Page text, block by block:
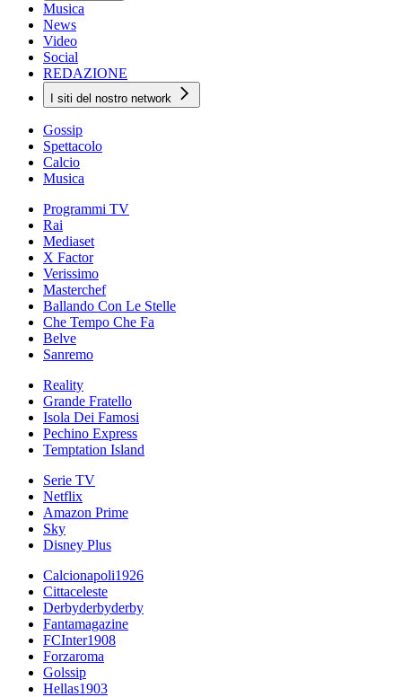
Musica
News
Video
Social
REDAZIONE
I siti del nostro network
Gossip
Spettacolo
Calcio
Musica
Programmi TV
Rai
Mediaset
X Factor
Verissimo
Masterchef
Ballando Con Le Stelle
Che Tempo Che Fa
Belve
Sanremo
Reality
Grande Fratello
Isola Dei Famosi
Pechino Express
Temptation Island
Serie TV
Netflix
Amazon Prime
Sky
Disney Plus
Calcionapoli1926
Cittaceleste
Derbyderbyderby
Fantamagazine
FCInter1908
Forzaroma
Golssip
Hellas1903